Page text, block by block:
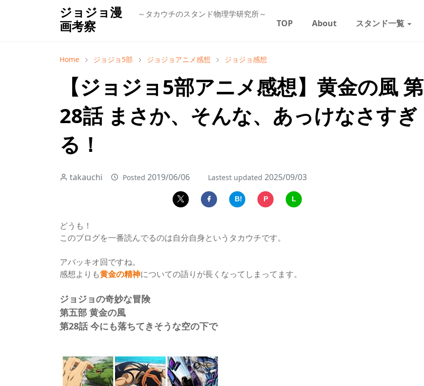
ジョジョ漫
画考察
～タカウチのスタンド物理学研究所～
TOP About スタンド一覧
Home ジョジョ5部 ジョジョアニメ感想 ジョジョ感想
【ジョジョ5部アニメ感想】黄金の風 第
28話 まさか、そんな、あっけなさすぎ
る！
takauchi Posted 2019/06/06 Lastest updated 2025/09/03
B! P L
どうも！
このブログを一番読んでるのは自分自身というタカウチです。
アバッキオ回ですね。
感想よりも黄金の精神についての語りが長くなってしまってます。
ジョジョの奇妙な冒険
第五部 黄金の風
第28話 今にも落ちてきそうな空の下で